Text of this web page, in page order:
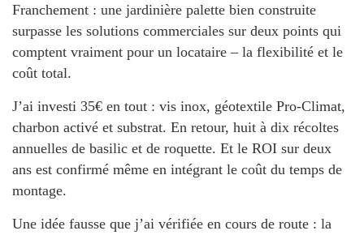
Franchement : une jardinière palette bien construite
surpasse les solutions commerciales sur deux points qui
comptent vraiment pour un locataire – la flexibilité et le
coût total.
J’ai investi 35€ en tout : vis inox, géotextile Pro-Climat,
charbon activé et substrat. En retour, huit à dix récoltes
annuelles de basilic et de roquette. Et le ROI sur deux
ans est confirmé même en intégrant le coût du temps de
montage.
Une idée fausse que j’ai vérifiée en cours de route : la